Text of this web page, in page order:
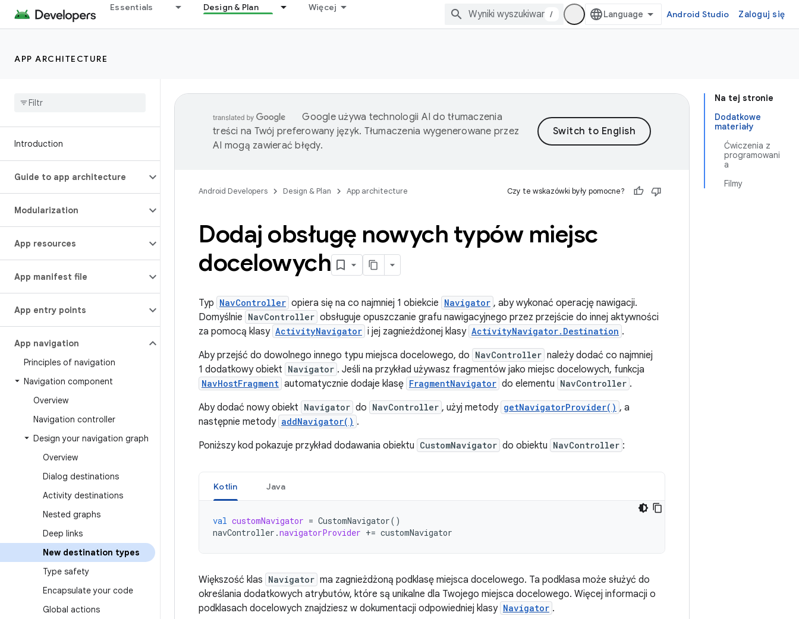
Essentials Design & Plan Więcej
/ Android Studio Zaloguj się
APP ARCHITECTURE
Introduction
Guide to app architecture
Modularization
App resources
App manifest file
App entry points
App navigation
Principles of navigation
Navigation component
Overview
Navigation controller
Design your navigation graph
Overview
Dialog destinations
Activity destinations
Nested graphs
Deep links
New destination types
Type safety
Encapsulate your code
Global actions
Na tej stronie
Dodatkowe
materiały
Ćwiczenia z
programowani
a
Filmy
Google używa technologii AI do tłumaczenia
treści na Twój preferowany język. Tłumaczenia wygenerowane przez
AI mogą zawierać błędy.
Android Developers Design & Plan App architecture Czy te wskazówki były pomocne?
Dodaj obsługę nowych typów miejsc
docelowych
Typ NavController opiera się na co najmniej 1 obiekcie Navigator , aby wykonać operację nawigacji.
Domyślnie NavController obsługuje opuszczanie grafu nawigacyjnego przez przejście do innej aktywności
za pomocą klasy ActivityNavigator i jej zagnieżdżonej klasy ActivityNavigator.Destination .
Aby przejść do dowolnego innego typu miejsca docelowego, do NavController należy dodać co najmniej
1 dodatkowy obiekt Navigator . Jeśli na przykład używasz fragmentów jako miejsc docelowych, funkcja
NavHostFragment automatycznie dodaje klasę FragmentNavigator do elementu NavController .
Aby dodać nowy obiekt Navigator do NavController , użyj metody getNavigatorProvider() , a
następnie metody addNavigator() .
Poniższy kod pokazuje przykład dodawania obiektu CustomNavigator do obiektu NavController :
Kotlin Java
val customNavigator = CustomNavigator()
navController .navigatorProvider += customNavigator
Większość klas Navigator ma zagnieżdżoną podklasę miejsca docelowego. Ta podklasa może służyć do
określania dodatkowych atrybutów, które są unikalne dla Twojego miejsca docelowego. Więcej informacji o
podklasach docelowych znajdziesz w dokumentacji odpowiedniej klasy Navigator .